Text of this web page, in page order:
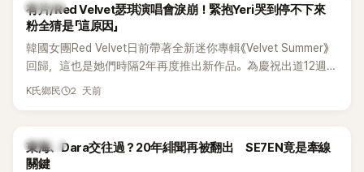
K-POP
有片/Red Velvet瑟琪演唱會淚崩！緊抱Yeri哭到停不下來
粉全猜是「這原因」
韓國女團Red Velvet日前帶著全新迷你專輯《Velvet Summer》
回歸，這也是她們時隔2年再度推出新作品。為慶祝出道12週
年，五位成員也一連舉辦三場粉絲演唱會，與粉絲共同回顧經
K氏鄉民 2 天前
K-POP
東海、Dara交往過？20年緋聞再被翻出 SE7EN竟是牽線
關鍵